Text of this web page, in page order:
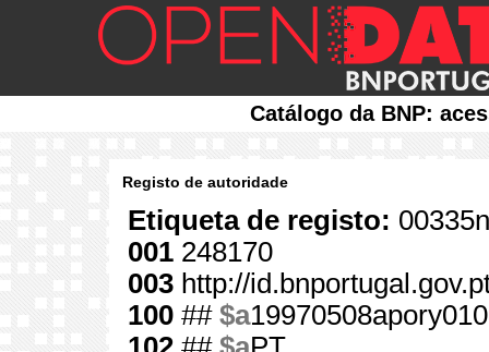
Catálogo da BNP:
Registo de autoridade
Etiqueta de registo:
001 248170
003 http://
100 ## $a